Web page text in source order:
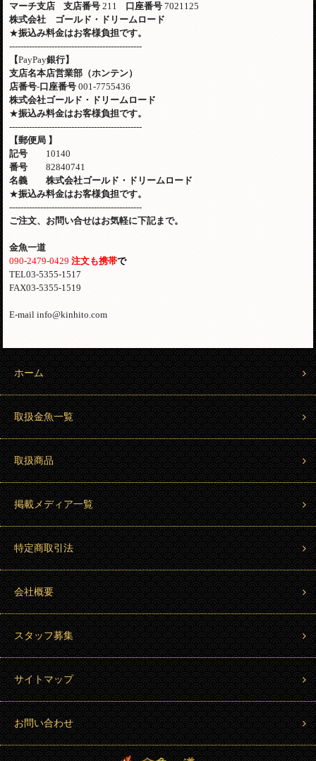
マーチ支店
支店番号 211 口座番号 7021125
株式会社 ゴールド・ドリームロード
★振込み料金はお客様負担です。
-----------------------------------------------
【PayPay銀行】
支店名本店営業部（ホンテン）
店番号-口座番号 001-7755436
株式会社ゴールド・ドリームロード
★振込み料金はお客様負担です。
-----------------------------------------------
【郵便局 】
記号 10140
番号82840741
名義 株式会社ゴールド・ドリームロード
★振込み料金はお客様負担です。
-----------------------------------------------
ご注文、お問い合せはお気軽に下記まで。
金魚一道
090-2479-0429注文も携帯で
TEL03-5355-1517
FAX03-5355-1519
E-mail info@kinhito.com
ホーム
取扱金魚一覧
取扱商品
掲載メディア一覧
特定商取引法
会社概要
スタッフ募集
サイトマップ
お問い合わせ